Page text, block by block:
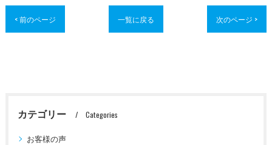
< 前のページ 一覧に戻る 次のページ >
カテゴリー Categories
お客様の声